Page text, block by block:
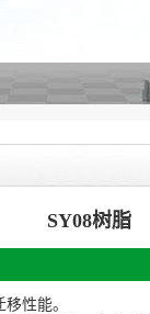
SY08树脂
性能。